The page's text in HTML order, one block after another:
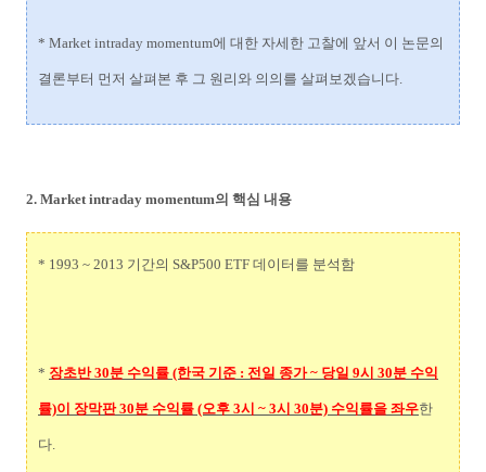
* Market intraday momentum에 대한 자세한 고찰에 앞서 이 논문의
결론부터 먼저 살펴본 후 그 원리와 의의를 살펴보겠습니다.
2. Market intraday momentum의 핵심 내용
* 1993 ~ 2013 기간의 S&P500 ETF 데이터를 분석함
* 장초반 30분 수익률 (한국 기준 : 전일 종가 ~ 당일 9시 30분 수익
률)이 장막판 30분 수익률 (오후 3시 ~ 3시 30분) 수익률을 좌우한
다.